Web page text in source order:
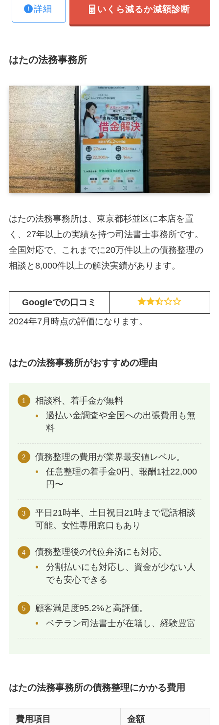
詳細 いくら減るか減額診断
はたの法務事務所
はたの法務事務所は、東京都杉並区に本店を置
く、27年以上の実績を持つ司法書士事務所です。
全国対応で、これまでに20万件以上の債務整理の
相談と8,000件以上の解決実績があります。
Googleでの口コミ
2024年7月時点の評価になります。
はたの法務事務所がおすすめの理由
相談料、着手金が無料
過払い金調査や全国への出張費用も無
料
債務整理の費用が業界最安値レベル。
任意整理の着手金0円、報酬1社22,000
円〜
平日21時半、土日祝日21時まで電話相談
可能。女性専用窓口もあり
債務整理後の代位弁済にも対応。
分割払いにも対応し、資金が少ない人
でも安心できる
顧客満足度95.2%と高評価。
ベテラン司法書士が在籍し、経験豊富
はたの法務事務所の債務整理にかかる費用
費用項目 金額